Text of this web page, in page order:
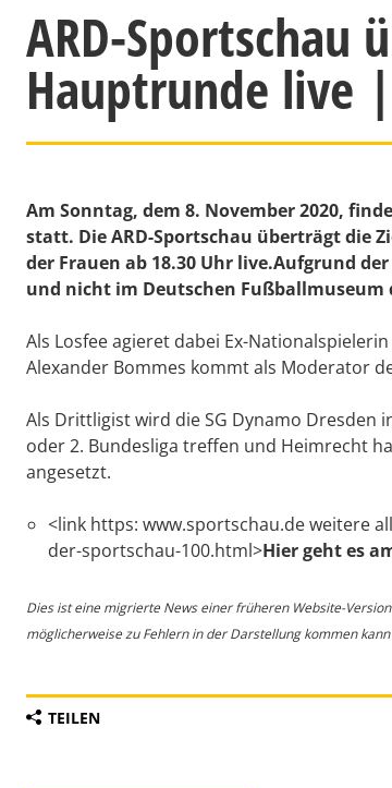
ARD-Sportschau
Hauptrunde live
Am Sonntag, dem 8. November 2020,
statt. Die ARD-Sportschau überträgt die
der Frauen ab 18.30 Uhr live.Aufgrund
und nicht im Deutschen
Als Losfee agieret dabei Ex-
Alexander Bommes kommt als Moderator
Als Drittligist wird die SG Dynamo Dresden
oder 2. Bundesliga treffen und Heimrecht
angesetzt.
<link https: www.sportschau.de weitere
der-sportschau-100.html>Hier geht es
Dies ist eine migrierte News einer früheren Website-
möglicherweise zu Fehlern in der Darstellung kommen
TEILEN